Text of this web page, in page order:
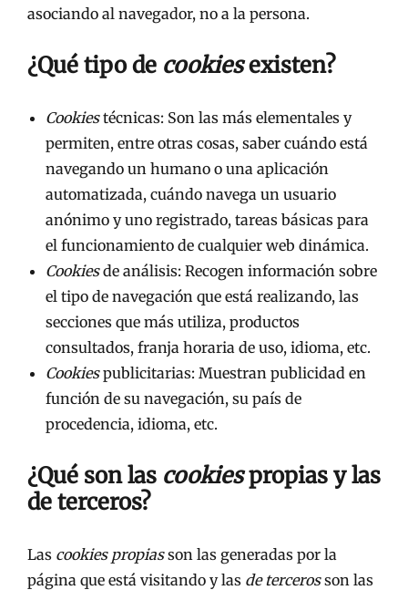
asociando al navegador, no a la persona.
¿Qué tipo de cookiesexisten?
Cookiestécnicas: Son las más elementales y
permiten, entre otras cosas, saber cuándo está
navegando un humano o una aplicación
automatizada, cuándo navega un usuario
anónimo y uno registrado, tareas básicas para
el funcionamiento de cualquier web dinámica.
Cookiesde análisis: Recogen información sobre
el tipo de navegación que está realizando, las
secciones que más utiliza, productos
consultados, franja horaria de uso, idioma, etc.
Cookiespublicitarias: Muestran publicidad en
función de su navegación, su país de
procedencia, idioma, etc.
¿Qué son las cookiespropias y las
de terceros?
Las cookies propiasson las generadas por la
página que está visitando y las de tercerosson las